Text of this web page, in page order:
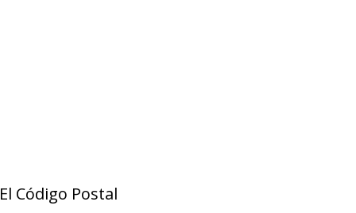
El Código Postal